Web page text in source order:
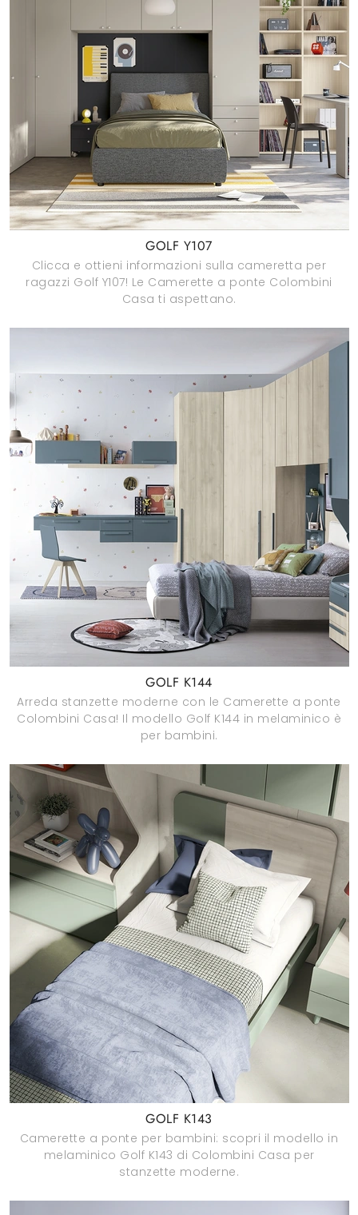
GOLF Y107
Clicca e ottieni informazioni sulla cameretta per
ragazzi Golf Y107! Le Camerette a ponte Colombini
Casa ti aspettano.
GOLF K144
Arreda stanzette moderne con le Camerette a ponte
Colombini Casa! Il modello Golf K144 in melaminico è
per bambini.
GOLF K143
Camerette a ponte per bambini: scopri il modello in
melaminico Golf K143 di Colombini Casa per
stanzette moderne.